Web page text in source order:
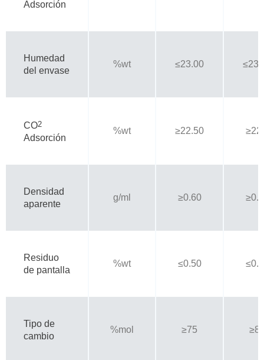
Adsorción
Humedad
del envase
%wt ≤23.00
CO2
Adsorción
%wt ≥22.50
Densidad
aparente
g/ml ≥0.60
Residuo
de pantalla
%wt ≤0.50
Tipo de
cambio
%mol ≥75